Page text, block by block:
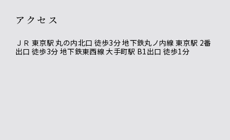
アクセス
ＪＲ 東京駅 丸の内北口 徒歩3分 地下鉄丸ノ内線 東京駅 2番
出口 徒歩3分 地下鉄東西線 大手町駅 B1出口 徒歩1分